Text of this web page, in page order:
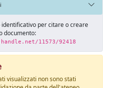
identificativo per citare o creare
documento:
11573/92418
visualizzati non sono stati